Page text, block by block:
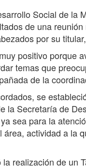
Social de la
de una
por su
positivo porque
temas que
de la
se
la Secretaría de
sea para la
área, actividad a la
realización de un